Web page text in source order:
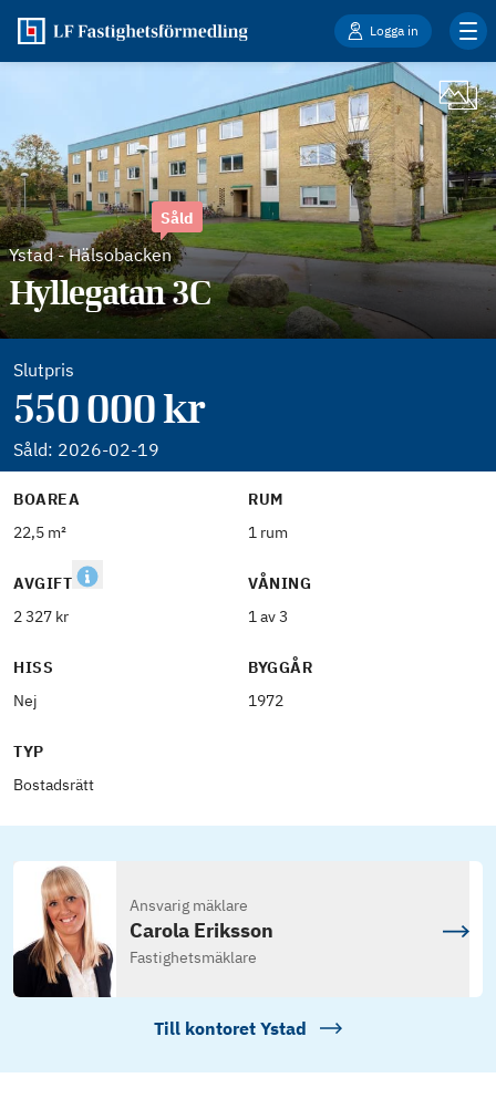
Logga in
Ystad-Hälsobacken
Såld
Hyllegatan 3C
Slutpris
550 000 kr
Såld: 2026-02-19
BOAREA
22,5 m²
RUM
1 rum
AVGIFT
2 327 kr
VÅNING
1 av 3
HISS
Nej
BYGGÅR
1972
TYP
Bostadsrätt
Ansvarig mäklare
Carola Eriksson
Fastighetsmäklare
Till kontoret Ystad